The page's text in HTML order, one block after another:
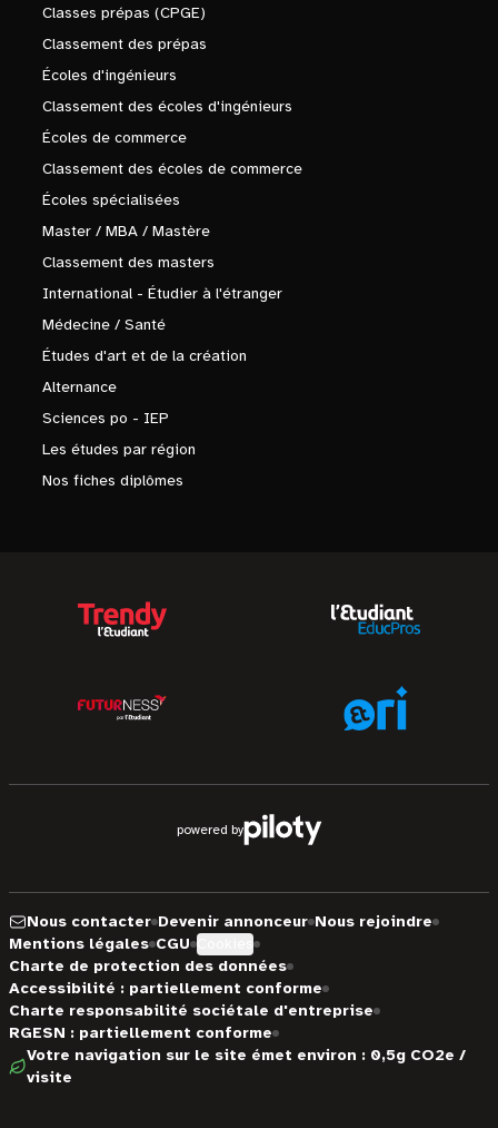
Classes prépas (CPGE)
Classement des prépas
Écoles d'ingénieurs
Classement des écoles d'ingénieurs
Écoles de commerce
Classement des écoles de commerce
Écoles spécialisées
Master / MBA / Mastère
Classement des masters
International - Étudier à l'étranger
Médecine / Santé
Études d'art et de la création
Alternance
Sciences po - IEP
Les études par région
Nos fiches diplômes
powered by
Nous contacter Devenir annonceur Nous rejoindre
Mentions légales CGU
Charte de protection des données
Accessibilité : partiellement conforme
Charte responsabilité sociétale d'entreprise
RGESN : partiellement conforme
Votre navigation sur le site émet environ : 0,5g CO2e /
visite